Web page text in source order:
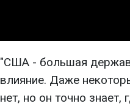
"США - большая
влияние. Даже
нет, но он точно